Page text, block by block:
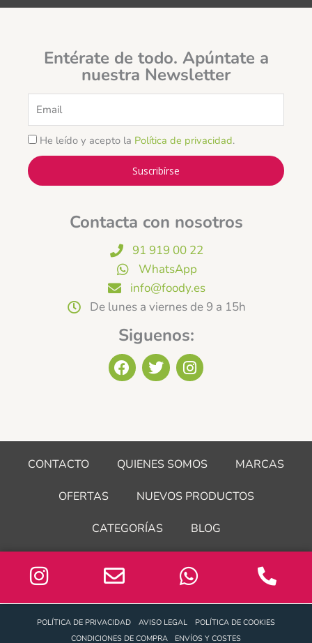
Entérate de todo. Apúntate a
nuestra Newsletter
He leído y acepto la Política de privacidad.
Suscribírse
Contacta con nosotros
91 919 00 22
WhatsApp
info@foody.es
De lunes a viernes de 9 a 15h
Siguenos:
F
a
o
k
T
w
e
I
n
g
a
CONTACTO QUIENES SOMOS MARCAS
OFERTAS NUEVOS PRODUCTOS
CATEGORÍAS BLOG
POLÍTICA DE PRIVACIDAD AVISO LEGAL
POLÍTICA DE COOKIES
CONDICIONES DE COMPRA
ENVÍOS Y COSTES